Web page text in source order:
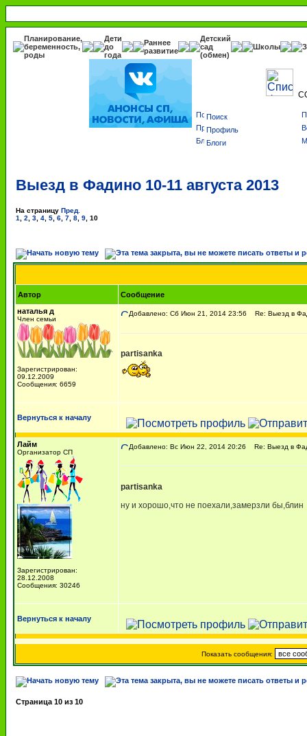
Планирование,
беременность,
роды
Дети
до
года
Раннее
развитие
Детский
сад
(обмен)
Школы
Поиск
Профиль
Блоги
Выезд в Фадино 10-11 августа 2013
На страницу Пред.
1
2 3 4 5 6 7 8 9 10
Автор
Сообщение
наталья д
Член семьи
Зарегистрирован:
09.12.2009
Сообщения: 6659
Добавлено: Сб Июн 21, 2014 23:56 Re: Выезд в
partisanka
Вернуться к началу
Лайм
Организатор СП
Зарегистрирован:
28.12.2008
Сообщения: 30246
Добавлено: Вс Июн 22, 2014 20:26 Re: Выезд в
partisanka
ну и хорошо,что не поехали,замерзли бы,блин
Вернуться к началу
Показать сообщения:
Страница 10 из 10